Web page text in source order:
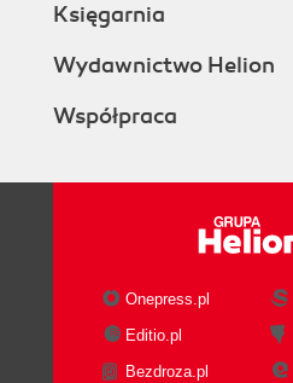
Księgarnia
Wydawnictwo Helion
Współpraca
Onepress.pl
Editio.pl
Bezdroza.pl